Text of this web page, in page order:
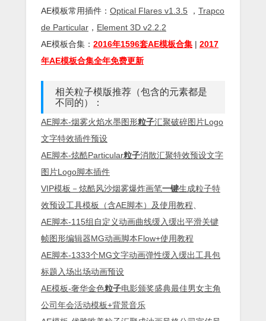
AE模板常用插件： Optical Flares v1.3.5 ， Trapco
de Particular ， Element 3D v2.2.2
AE模板合集： 2016年1596套AE模板合集 | 2017
年AE模板合集全年免费更新
相关粒子模版推荐（包含的元素都是
不同的）：
AE脚本-烟雾火焰水墨图形粒子汇聚破碎图片Logo
文字特效插件预设
AE脚本-炫酷Particular粒子消散汇聚特效预设文字
图片Logo脚本插件
VIP模板－炫酷风沙烟雾爆炸画笔一键生成粒子特
效预设工具模板（含AE脚本）及使用教程
AE脚本-115组自定义动画曲线缓入缓出平滑关键
帧图形编辑器MG动画脚本Flow+使用教程
AE脚本-1333个MG文字动画弹性缓入缓出工具包
标题入场出场动画预设
AE模板-奢华金色粒子电影颁奖盛典最佳男女主角
公司年会活动模板+背景音乐